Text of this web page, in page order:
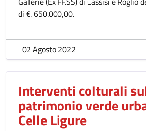
di €. 650.000,00.
02 Agosto 2022
Interventi colturali
patrimonio verde
Celle Ligure